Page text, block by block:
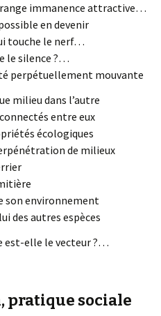
immanence attractive…
en devenir
touche le nerf…
le silence ?…
perpétuellement mouvante
milieu dans l’autre
entre eux
écologiques
de milieux
son environnement
des autres espèces
est-elle le vecteur ?…
pratique sociale